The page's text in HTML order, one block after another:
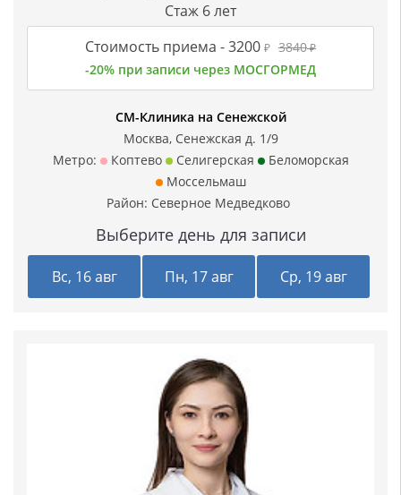
Стаж 6 лет
Стоимость приема -3200 ₽ 3840₽
-20% при записи через МОСГОРМЕД
СМ-Клиника на Сенежской
Москва, Сенежская д. 1/9
Метро:
Коптево Селигерская
Беломорская
Моссельмаш
Район: Северное Медведково
Выберите день для записи
Вс, 16 авг Пн, 17 авг Ср, 19 авг